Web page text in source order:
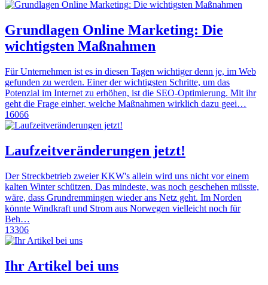
Grundlagen Online Marketing: Die
wichtigsten Maßnahmen
Für Unternehmen ist es in diesen Tagen wichtiger denn je, im Web
gefunden zu werden. Einer der wichtigsten Schritte, um das
Potenzial im Internet zu erhöhen, ist die SEO-Optimierung. Mit ihr
geht die Frage einher, welche Maßnahmen wirklich dazu geei…
16066
Laufzeitveränderungen jetzt!
Der Streckbetrieb zweier KKW's allein wird uns nicht vor einem
kalten Winter schützen. Das mindeste, was noch geschehen müsste,
wäre, dass Grundremmingen wieder ans Netz geht. Im Norden
könnte Windkraft und Strom aus Norwegen vielleicht noch für
Beh…
13306
Ihr Artikel bei uns